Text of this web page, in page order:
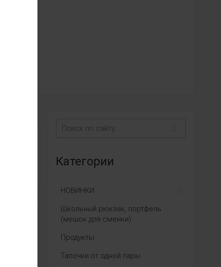
Категории
НОВИНКИ
Школьный рюкзак, портфель
(мешок для сменки)
Продукты
Тапочки от одной пары